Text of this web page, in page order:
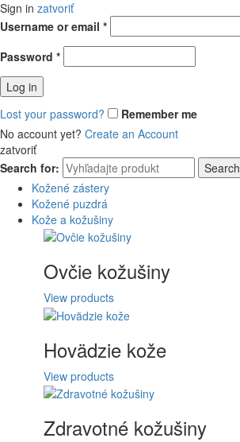
Sign in zatvoriť
Username or email *
Password *
Log in
Lost your password?
Remember me
No account yet? Create an Account
zatvoriť
Search for:
Search
Kožené zástery
Kožené puzdrá
Kože a kožušiny
Ovčie kožušiny
View products
Hovädzie kože
View products
Zdravotné kožušiny